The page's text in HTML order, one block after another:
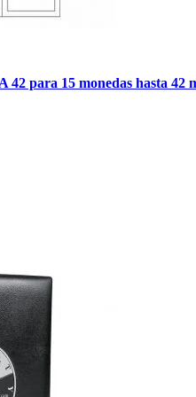
para 15 monedas hasta 42